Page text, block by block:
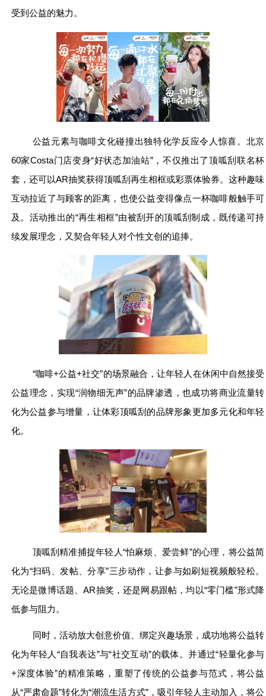
受到公益的魅力。
公益元素与咖啡文化碰撞出独特化学反应令人惊喜。北京
60家Costa门店变身“好状态加油站”，不仅推出了顶呱刮联名杯
套，还可以AR抽奖获得顶呱刮再生相框或彩票体验券。这种趣味
互动拉近了与顾客的距离，也使公益变得像点一杯咖啡般触手可
及。活动推出的“再生相框”由被刮开的顶呱刮制成，既传递可持
续发展理念，又契合年轻人对个性文创的追捧。
“咖啡+公益+社交”的场景融合，让年轻人在休闲中自然接受
公益理念，实现“润物细无声”的品牌渗透，也成功将商业流量转
化为公益参与增量，让体彩顶呱刮的品牌形象更加多元化和年轻
化。
顶呱刮精准捕捉年轻人“怕麻烦、爱尝鲜”的心理，将公益简
化为“扫码、发帖、分享”三步动作，让参与如刷短视频般轻松。
无论是微博话题、AR抽奖，还是网易跟帖，均以“零门槛”形式降
低参与阻力。
同时，活动放大创意价值、绑定兴趣场景，成功地将公益转
化为年轻人“自我表达”与“社交互动”的载体。并通过“轻量化参与
+深度体验”的精准策略，重塑了传统的公益参与范式，将公益
从“严肃命题”转化为“潮流生活方式”，吸引年轻人主动加入，将公